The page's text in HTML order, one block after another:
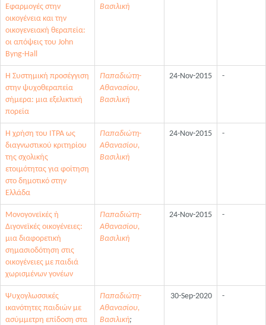
Εφαρμογές στην
οικογένεια και την
οικογενειακή θεραπεία:
οι απόψεις του John
Byng-Hall
Βασιλική
Η Συστημική προσέγγιση
στην ψυχοθεραπεία
σήμερα: μια εξελικτική
πορεία
Παπαδιώτη-
Αθανασίου,
Βασιλική
24-Nov-2015 -
Η χρήση του ITPA ως
διαγνωστικού κριτηρίου
της σχολικής
ετοιμότητας για φοίτηση
στο δημοτικό στην
Ελλάδα
Παπαδιώτη-
Αθανασίου,
Βασιλική
24-Nov-2015 -
Μονογονεϊκές ή
Διγονεϊκές οικογένειες:
μια διαφορετική
σημασιοδότηση στις
οικογένειες με παιδιά
χωρισμένων γονέων
Παπαδιώτη-
Αθανασίου,
Βασιλική
24-Nov-2015 -
Ψυχογλωσσικές
ικανότητες παιδιών με
ασύμμετρη επίδοση στα
Παπαδιώτη-
Αθανασίου,
Βασιλική;
30-Sep-2020 -